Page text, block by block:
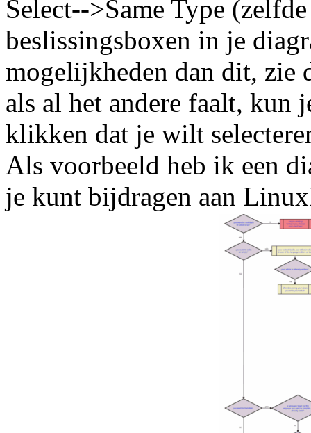
Select-->Same Type
beslissingsboxen in je
mogelijkheden dan dit, zie
als al het andere faalt, kun
klikken dat je wilt
Als voorbeeld heb ik een
je kunt bijdragen aan